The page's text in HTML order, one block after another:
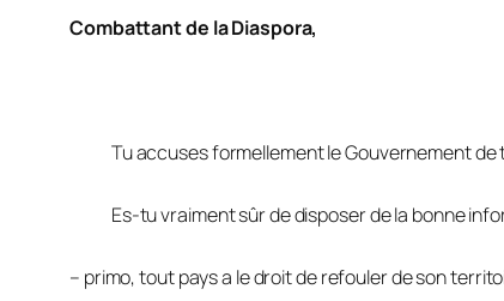
Combattant de la Diaspora,
Tu accuses formellement le Gouvernement de
Es-tu vraiment sûr de disposer de la bonne
– primo, tout pays a le droit de refouler de son